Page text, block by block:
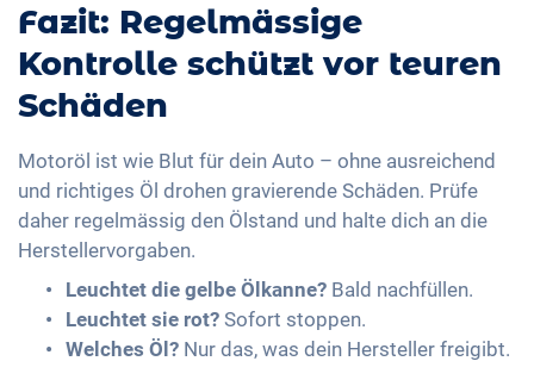
Fazit: Regelmässige
Kontrolle schützt vor teuren
Schäden
Motoröl ist wie Blut für dein Auto – ohne ausreichend
und richtiges Öl drohen gravierende Schäden. Prüfe
daher regelmässig den Ölstand und halte dich an die
Herstellervorgaben.
Leuchtet die gelbe Ölkanne? Bald nachfüllen.
Leuchtet sie rot? Sofort stoppen.
Welches Öl? Nur das, was dein Hersteller freigibt.